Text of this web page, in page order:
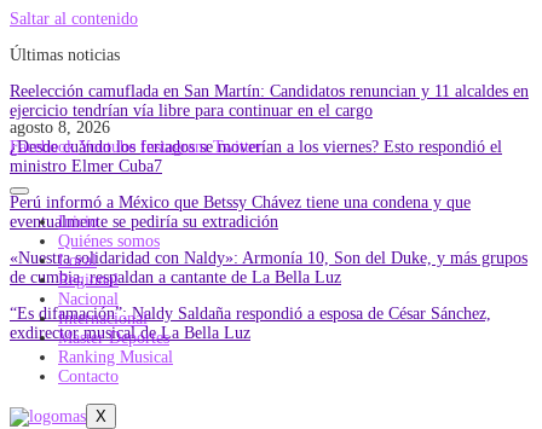
Saltar al contenido
Últimas noticias
Reelección camuflada en San Martín: Candidatos renuncian y 11 alcaldes en
ejercicio tendrían vía libre para continuar en el cargo
¿Desde cuándo los feriados se moverían a los viernes? Esto respondió el
ministro Elmer Cuba7
Perú informó a México que Betssy Chávez tiene una condena y que
eventualmente se pediría su extradición
«Nuestra solidaridad con Naldy»: Armonía 10, Son del Duke, y más grupos
de cumbia, respaldan a cantante de La Bella Luz
“Es difamación”: Naldy Saldaña respondió a esposa de César Sánchez,
exdirector musical de La Bella Luz
agosto 8, 2026
Facebook Youtube Instagram Twitter
Inicio
Quiénes somos
Local
Regional
Nacional
Internacional
Master Deportes
Ranking Musical
Contacto
X